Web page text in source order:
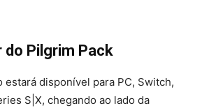
do Pilgrim Pack
estará disponível para PC, Switch,
S|X, chegando ao lado da